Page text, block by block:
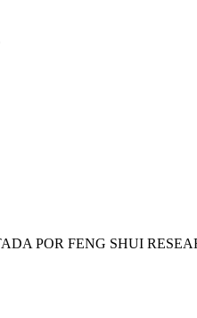
POR FENG SHUI